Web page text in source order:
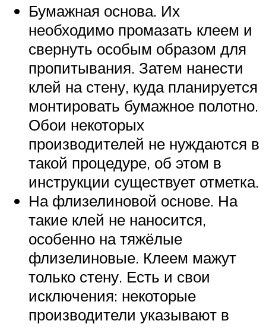
Бумажная основа. Их
необходимо промазать клеем и
свернуть особым образом для
пропитывания. Затем нанести
клей на стену, куда планируется
монтировать бумажное полотно.
Обои некоторых
производителей не нуждаются в
такой процедуре, об этом в
инструкции существует отметка.
На флизелиновой основе. На
такие клей не наносится,
особенно на тяжёлые
флизелиновые. Клеем мажут
только стену. Есть и свои
исключения: некоторые
производители указывают в